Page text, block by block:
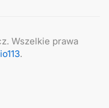
Wszelkie prawa
.